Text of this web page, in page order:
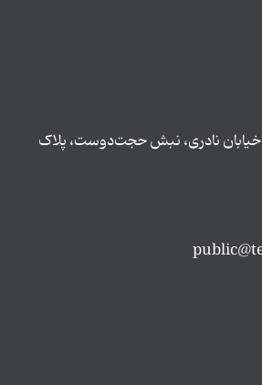
خیابان نادری، نبش حجت‌دوست، پلاک